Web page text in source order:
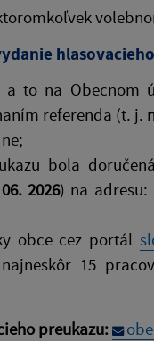
a to na Obecnom
referenda (t. j.
bola
2026) na adresu:
obce cez portál
15
preukazu: